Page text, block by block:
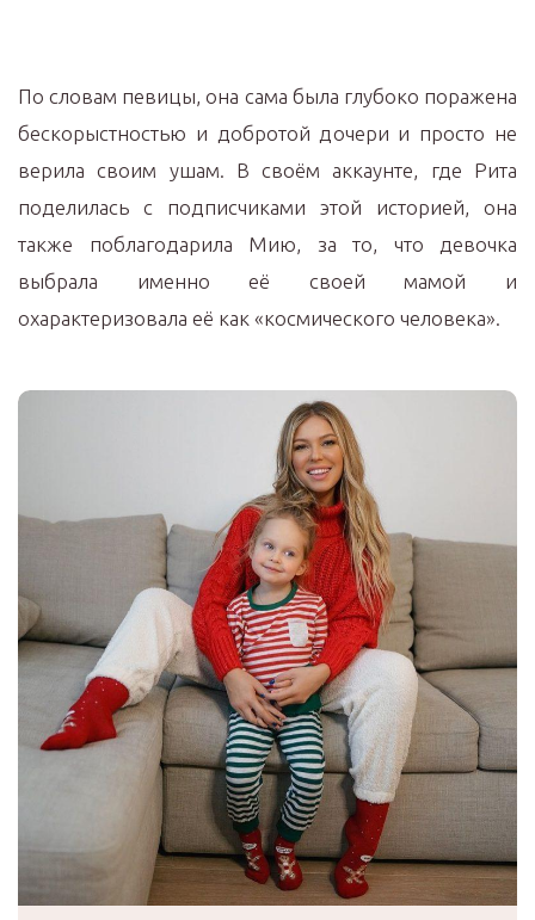
По словам певицы, она сама была глубоко поражена
бескорыстностью и добротой дочери и просто не
верила своим ушам. В своём аккаунте, где Рита
поделилась с подписчиками этой историей, она
также поблагодарила Мию, за то, что девочка
выбрала именно её своей мамой и
охарактеризовала её как «космического человека».